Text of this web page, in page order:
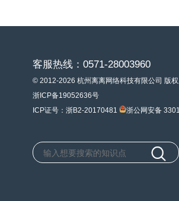
客服热线：0571-28003960
© 2012-2026 杭州离离网络科技有限公司 版
浙ICP备19052636号
ICP证号：浙B2-20170481
浙公网安备